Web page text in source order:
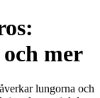
mer
lungorna och